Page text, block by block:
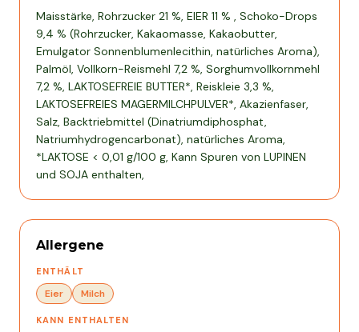
Maisstärke, Rohrzucker 21 %, EIER 11 % , Schoko-Drops
9,4 % (Rohrzucker, Kakaomasse, Kakaobutter,
Emulgator Sonnenblumenlecithin, natürliches Aroma),
Palmöl, Vollkorn-Reismehl 7,2 %, Sorghumvollkornmehl
7,2 %, LAKTOSEFREIE BUTTER*, Reiskleie 3,3 %,
LAKTOSEFREIES MAGERMILCHPULVER*, Akazienfaser,
Salz, Backtriebmittel (Dinatriumdiphosphat,
Natriumhydrogencarbonat), natürliches Aroma,
*LAKTOSE < 0,01 g/100 g, Kann Spuren von LUPINEN
und SOJA enthalten,
Allergene
ENTHÄLT
Eier Milch
KANN ENTHALTEN